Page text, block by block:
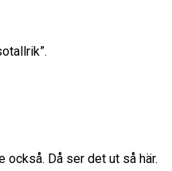
också. Då ser det ut så här.